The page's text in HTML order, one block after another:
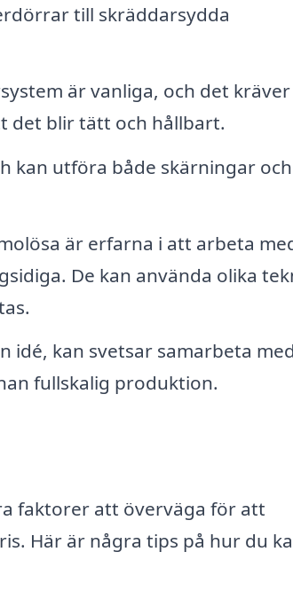
till skräddarsydda
är vanliga, och det kräver
det blir tätt och hållbart.
kan utföra både skärningar och
är erfarna i att arbeta
De kan använda olika
idé, kan svetsar samarbeta
fullskalig produktion.
faktorer att överväga för att
Här är några tips på hur du